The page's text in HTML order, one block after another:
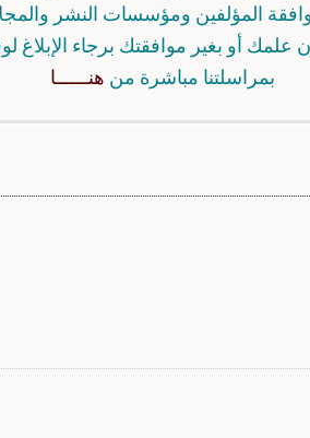
المؤلفين ومؤسسات النشر
علمك أو بغير موافقتك برجاء
بمراسلتنا مباشرة من هنــــــا